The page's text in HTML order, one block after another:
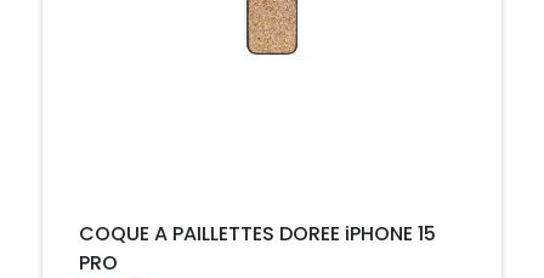
COQUE A PAILLETTES DOREE iPHONE 15
PRO